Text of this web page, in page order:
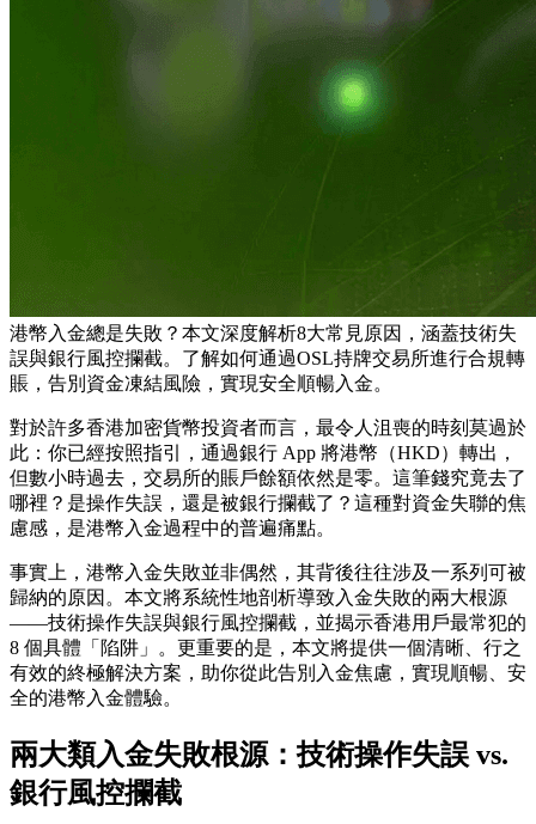
港幣入金總是失敗？本文深度解析8大常見原因，涵蓋技術失
誤與銀行風控攔截。了解如何通過OSL持牌交易所進行合規轉
賬，告別資金凍結風險，實現安全順暢入金。
對於許多香港加密貨幣投資者而言，最令人沮喪的時刻莫過於
此：你已經按照指引，通過銀行 App 將港幣（HKD）轉出，
但數小時過去，交易所的賬戶餘額依然是零。這筆錢究竟去了
哪裡？是操作失誤，還是被銀行攔截了？這種對資金失聯的焦
慮感，是港幣入金過程中的普遍痛點。
事實上，港幣入金失敗並非偶然，其背後往往涉及一系列可被
歸納的原因。本文將系統性地剖析導致入金失敗的兩大根源
——技術操作失誤與銀行風控攔截 ，並揭示香港用戶最常犯的
8 個具體「陷阱」。更重要的是，本文將提供一個清晰、行之
有效的終極解決方案，助你從此告別入金焦慮，實現順暢、安
全的港幣入金體驗。
兩大類入金失敗根源：技術操作失誤 vs.
銀行風控攔截